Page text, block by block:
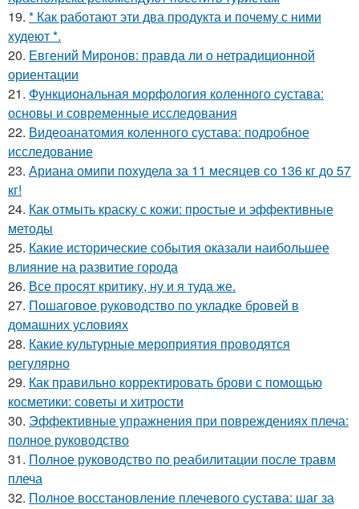
19. * Как работают эти два продукта и почему с ними
худеют *.
20. Евгений Миронов: правда ли о нетрадиционной
ориентации
21. Функциональная морфология коленного сустава:
основы и современные исследования
22. Видеоанатомия коленного сустава: подробное
исследование
23. Ариана омипи похудела за 11 месяцев со 136 кг до 57
кг!
24. Как отмыть краску с кожи: простые и эффективные
методы
25. Какие исторические события оказали наибольшее
влияние на развитие города
26. Все просят критику, ну и я туда же.
27. Пошаговое руководство по укладке бровей в
домашних условиях
28. Какие культурные мероприятия проводятся
регулярно
29. Как правильно корректировать брови с помощью
косметики: советы и хитрости
30. Эффективные упражнения при повреждениях плеча:
полное руководство
31. Полное руководство по реабилитации после травм
плеча
32. Полное восстановление плечевого сустава: шаг за